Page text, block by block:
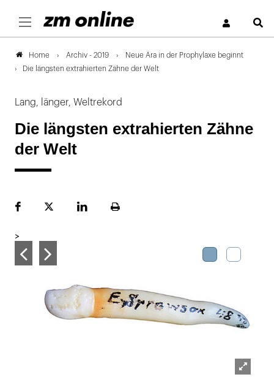
Home Archiv - 2019
Neue Ära in der Prophylaxe beginnt
Die längsten extrahierten Zähne der Welt
Lang, länger, Weltrekord
Die längsten extrahierten Zähne
der Welt
FacebookPlattformLinekdInSeite
>